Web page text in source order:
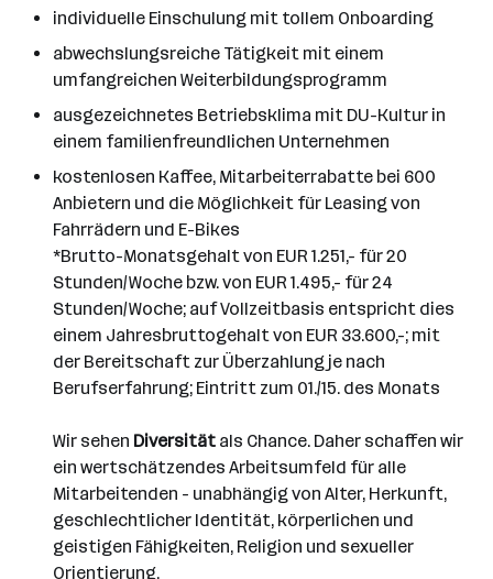
individuelle Einschulung mit tollem Onboarding
abwechslungsreiche Tätigkeit mit einem
umfangreichen Weiterbildungsprogramm
ausgezeichnetes Betriebsklima mit DU-Kultur in
einem familienfreundlichen Unternehmen
kostenlosen Kaffee, Mitarbeiterrabatte bei 600
Anbietern und die Möglichkeit für Leasing von
Fahrrädern und E-Bikes
*Brutto-Monatsgehalt von EUR 1.251,- für 20
Stunden/Woche bzw. von EUR 1.495,- für 24
Stunden/Woche; auf Vollzeitbasis entspricht dies
einem Jahresbruttogehalt von EUR 33.600,-; mit
der Bereitschaft zur Überzahlung je nach
Berufserfahrung; Eintritt zum 01./15. des Monats
Wir sehen Diversität als Chance. Daher schaffen wir
ein wertschätzendes Arbeitsumfeld für alle
Mitarbeitenden - unabhängig von Alter, Herkunft,
geschlechtlicher Identität, körperlichen und
geistigen Fähigkeiten, Religion und sexueller
Orientierung.